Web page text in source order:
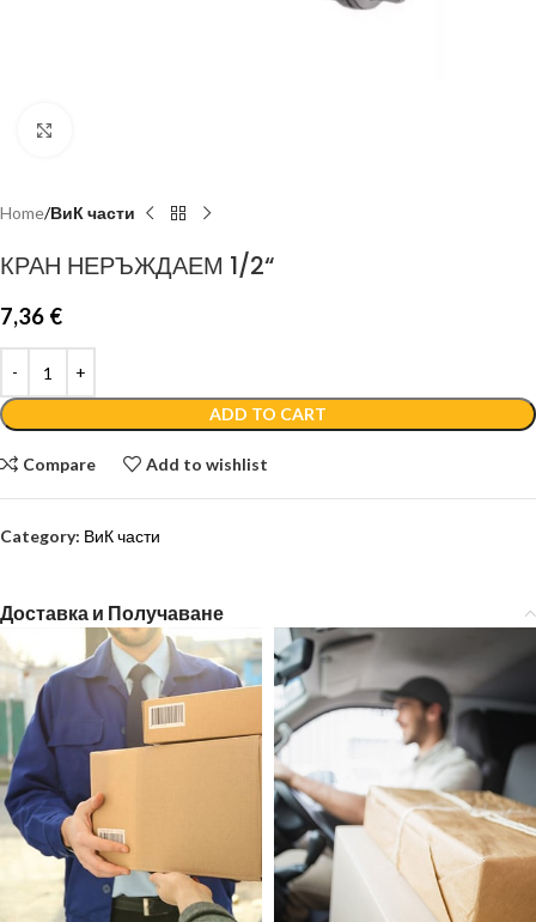
Home ВиК части
КРАН НЕРЪЖДАЕМ 1/2“
7,36 €
ADD TO CART
Compare Add to wishlist
Category: ВиК части
Доставка и Получаване